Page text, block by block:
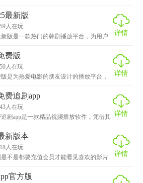
最新版
人在玩
新版是一款热门的韩剧播放平台，为用户
详情
费版
人在玩
是为热爱电影的朋友设计的播放平台，
详情
费追剧app
人在玩
剧app是一款精品视频播放软件，凭借其 详情
新版本
人在玩
不是都要充值会员才能看见喜欢的影片
详情
官方版